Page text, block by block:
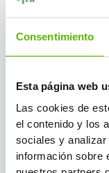
Consentimiento
Esta página web
Las cookies de
el contenido y los
sociales y
información sobre
Algunos errores
sobreviven
semanas.
resolverlo.
Raspar el